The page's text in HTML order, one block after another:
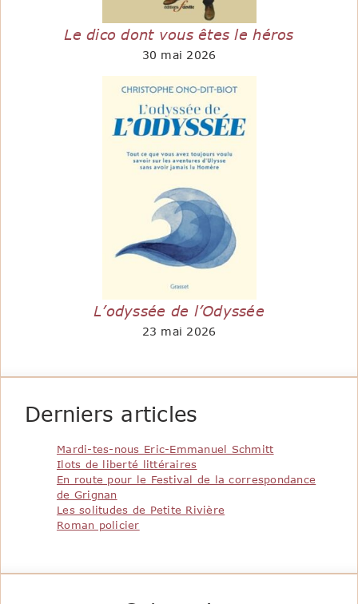
Le dico dont vous êtes le héros
30 mai 2026
L’odyssée de l’Odyssée
23 mai 2026
Derniers articles
Mardi-tes-nous Eric-Emmanuel Schmitt
Ilots de liberté littéraires
En route pour le Festival de la correspondance
de Grignan
Les solitudes de Petite Rivière
Roman policier